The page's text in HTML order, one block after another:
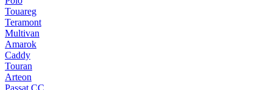
Touareg
Teramont
Multivan
Amarok
Caddy
Touran
Arteon
Passat CC